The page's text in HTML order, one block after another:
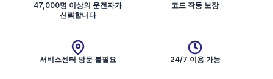
47,000명 이상의 운전자가
신뢰합니다
코드 작동 보장
서비스센터 방문 불필요 24/7 이용 가능